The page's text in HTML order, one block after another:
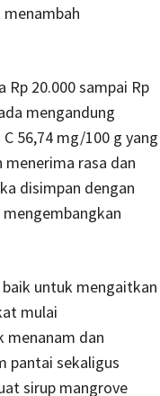
Rp 20.000 sampai Rp
mengandung
56,74 mg/100 g yang
rasa dan
disimpan dengan
untuk mengaitkan
mulai
menanam dan
pantai sekaligus
sirup mangrove